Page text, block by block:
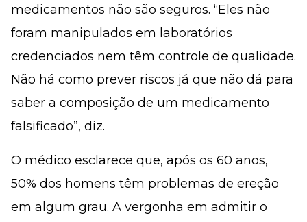
medicamentos não são seguros. “Eles não
foram manipulados em laboratórios
credenciados nem têm controle de qualidade.
Não há como prever riscos já que não dá para
saber a composição de um medicamento
falsificado”, diz.
O médico esclarece que, após os 60 anos,
50% dos homens têm problemas de ereção
em algum grau. A vergonha em admitir o